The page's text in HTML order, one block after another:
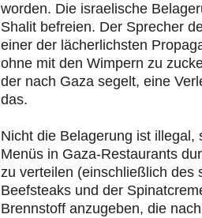
worden. Die israelische
Shalit befreien. Der Sprecher
einer der lächerlichsten
ohne mit den Wimpern zu
der nach Gaza segelt, eine
das.
Nicht die Belagerung ist
Menüs in Gaza-Restaurants
zu verteilen (einschließlich des
Beefsteaks und der
Brennstoff anzugeben, die